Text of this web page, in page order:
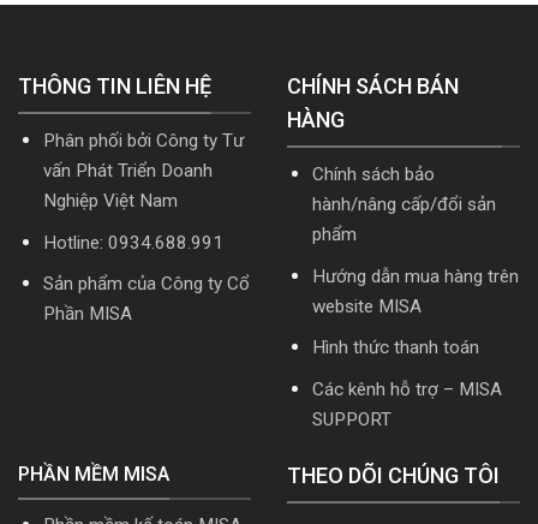
nhất
2026
Download
nhất
2026
THÔNG TIN LIÊN HỆ
Phân phối bởi Công ty Tư
vấn Phát Triển Doanh
Nghiệp Việt Nam
Hotline: 0934.688.991
Sản phẩm của Công ty Cổ
Phần MISA
CHÍNH SÁCH BÁN
HÀNG
Chính sách bảo
hành/nâng cấp/đổi sản
phẩm
Hướng dẫn mua hàng trên
website MISA
Hình thức thanh toán
Các kênh hỗ trợ – MISA
SUPPORT
PHẦN MỀM MISA THEO DÕI CHÚNG TÔI